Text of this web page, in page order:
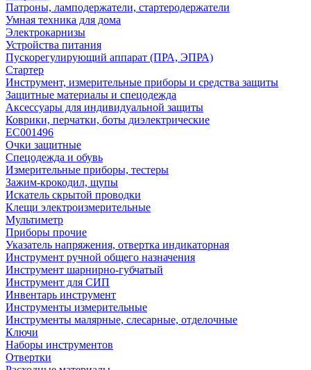
Патроны, ламподержатели, стартеродержатели
Умная техника для дома
Электрокарнизы
Устройства питания
Пускорегулирующий аппарат (ПРА, ЭПРА)
Стартер
Инструмент, измерительные приборы и средства защиты
Защитные материалы и спецодежда
Аксессуары для индивидуальной защиты
Коврики, перчатки, боты диэлектрические
EC001496
Очки защитные
Спецодежда и обувь
Измерительные приборы, тестеры
Зажим-крокодил, щупы
Искатель скрытой проводки
Клещи электроизмерительные
Мультиметр
Приборы прочие
Указатель напряжения, отвертка индикаторная
Инструмент ручной общего назначения
Инструмент шарнирно-губчатый
Инструмент для СИП
Инвентарь инструмент
Инструменты измерительные
Инструменты малярные, слесарные, отделочные
Ключи
Наборы инструментов
Отвертки